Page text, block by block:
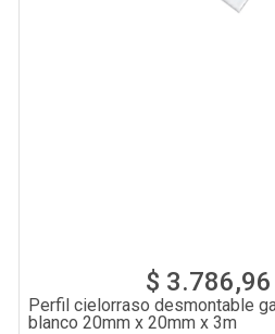
$ 3.786,96
Perfil cielorraso desmontable
blanco 20mm x 20mm x 3m